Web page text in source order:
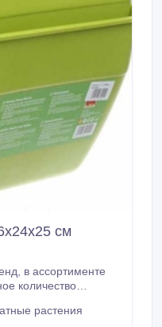
см
количество
хороший дизайн и
растения